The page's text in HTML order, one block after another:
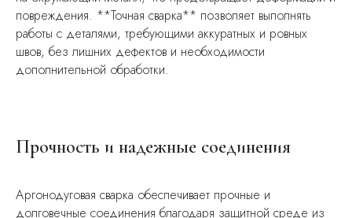
повреждения. **Точная сварка** позволяет выполнять
работы с деталями, требующими аккуратных и ровных
швов, без лишних дефектов и необходимости
дополнительной обработки.
Прочность и надежные соединения
Аргонодуговая сварка обеспечивает прочные и
долговечные соединения благодаря защитной среде из